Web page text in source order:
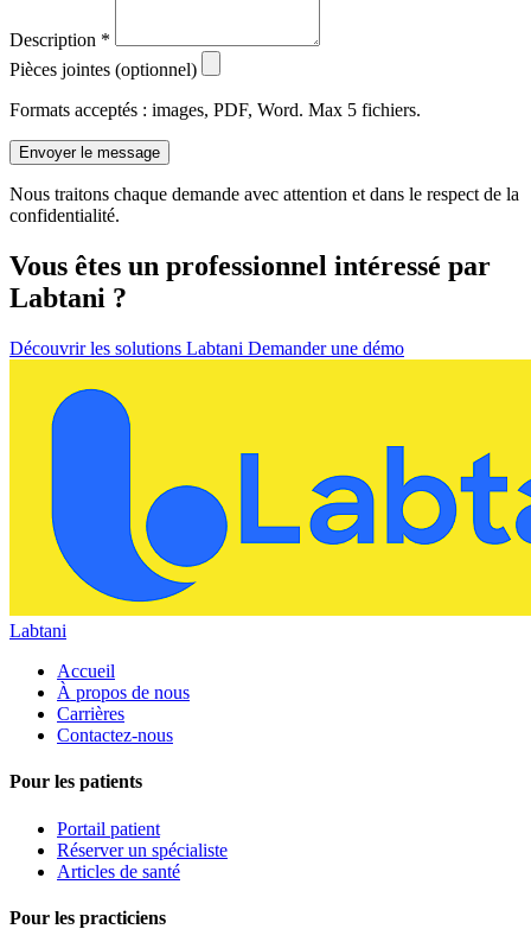
Description *
Pièces jointes (optionnel)
Formats acceptés : images, PDF, Word. Max 5 fichiers.
Envoyer le message
Nous traitons chaque demande avec attention et dans le respect de la
confidentialité.
Vous êtes un professionnel intéressé par
Labtani ?
Découvrir les solutions Labtani Demander une démo
Labtani
Accueil
À propos de nous
Carrières
Contactez-nous
Pour les patients
Portail patient
Réserver un spécialiste
Articles de santé
Pour les practiciens